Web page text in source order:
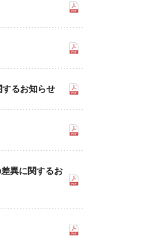
るお知らせ
異に関するお